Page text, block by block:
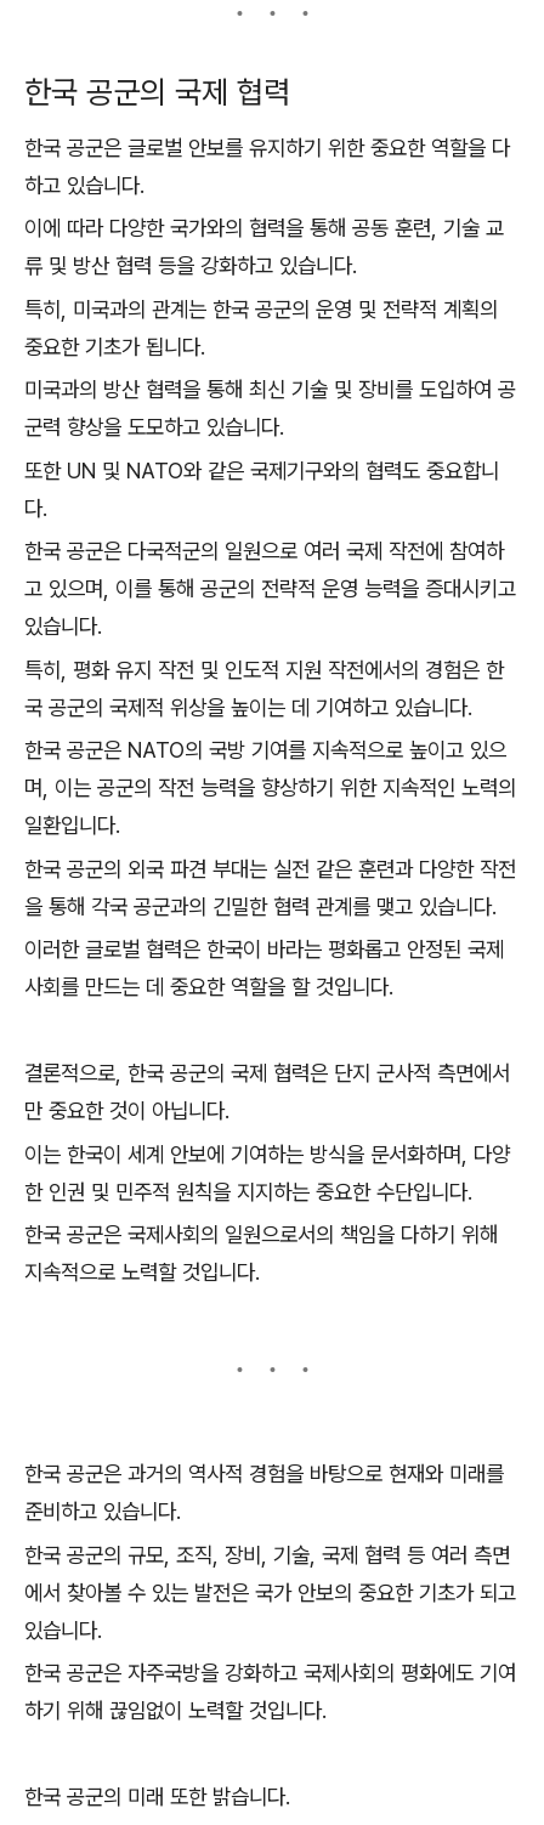
한국 공군의 국제 협력
한국 공군은 글로벌 안보를 유지하기 위한 중요한 역할을 다
하고 있습니다.
이에 따라 다양한 국가와의 협력을 통해 공동 훈련, 기술 교
류 및 방산 협력 등을 강화하고 있습니다.
특히, 미국과의 관계는 한국 공군의 운영 및 전략적 계획의
중요한 기초가 됩니다.
미국과의 방산 협력을 통해 최신 기술 및 장비를 도입하여 공
군력 향상을 도모하고 있습니다.
또한 UN 및 NATO와 같은 국제기구와의 협력도 중요합니
다.
한국 공군은 다국적군의 일원으로 여러 국제 작전에 참여하
고 있으며, 이를 통해 공군의 전략적 운영 능력을 증대시키고
있습니다.
특히, 평화 유지 작전 및 인도적 지원 작전에서의 경험은 한
국 공군의 국제적 위상을 높이는 데 기여하고 있습니다.
한국 공군은 NATO의 국방 기여를 지속적으로 높이고 있으
며, 이는 공군의 작전 능력을 향상하기 위한 지속적인 노력의
일환입니다.
한국 공군의 외국 파견 부대는 실전 같은 훈련과 다양한 작전
을 통해 각국 공군과의 긴밀한 협력 관계를 맺고 있습니다.
이러한 글로벌 협력은 한국이 바라는 평화롭고 안정된 국제
사회를 만드는 데 중요한 역할을 할 것입니다.
결론적으로, 한국 공군의 국제 협력은 단지 군사적 측면에서
만 중요한 것이 아닙니다.
이는 한국이 세계 안보에 기여하는 방식을 문서화하며, 다양
한 인권 및 민주적 원칙을 지지하는 중요한 수단입니다.
한국 공군은 국제사회의 일원으로서의 책임을 다하기 위해
지속적으로 노력할 것입니다.
한국 공군은 과거의 역사적 경험을 바탕으로 현재와 미래를
준비하고 있습니다.
한국 공군의 규모, 조직, 장비, 기술, 국제 협력 등 여러 측면
에서 찾아볼 수 있는 발전은 국가 안보의 중요한 기초가 되고
있습니다.
한국 공군은 자주국방을 강화하고 국제사회의 평화에도 기여
하기 위해 끊임없이 노력할 것입니다.
한국 공군의 미래 또한 밝습니다.